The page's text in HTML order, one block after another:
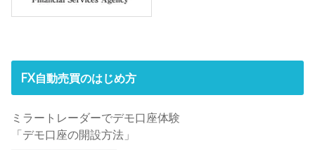
FX自動売買のはじめ方
ミラートレーダーでデモ口座体験
「デモ口座の開設方法」